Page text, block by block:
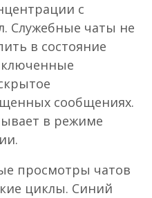
с
Служебные чаты не
в состояние
сообщениях.
в режиме
просмотры чатов
циклы. Синий